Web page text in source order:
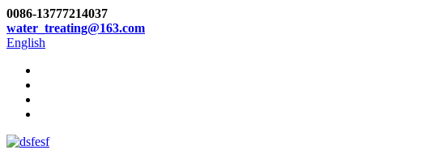
0086-13777214037
water_treating@163.com
English